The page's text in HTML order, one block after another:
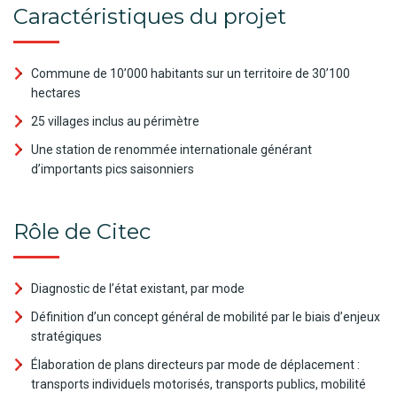
Caractéristiques du projet
Commune de 10’000 habitants sur un territoire de 30’100
hectares
25 villages inclus au périmètre
Une station de renommée internationale générant
d’importants pics saisonniers
Rôle de Citec
Diagnostic de l’état existant, par mode
Définition d’un concept général de mobilité par le biais d’enjeux
stratégiques
Élaboration de plans directeurs par mode de déplacement :
transports individuels motorisés, transports publics, mobilité